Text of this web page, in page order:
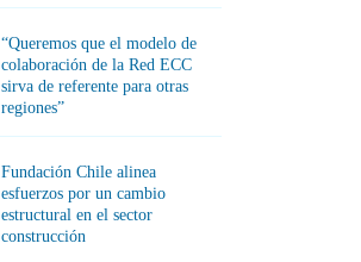
“Queremos que el modelo de
colaboración de la Red ECC
sirva de referente para otras
regiones”
Fundación Chile alinea
esfuerzos por un cambio
estructural en el sector
construcción